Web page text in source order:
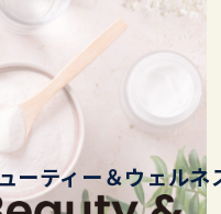
ー…
ーティー＆ウェルネ